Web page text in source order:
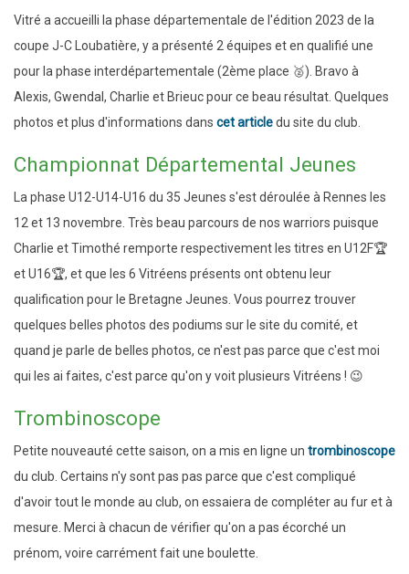
Vitré a accueilli la phase départementale de l'édition 2023 de la
coupe J-C Loubatière, y a présenté 2 équipes et en qualifié une
pour la phase interdépartementale (2ème place 🥈). Bravo à
Alexis, Gwendal, Charlie et Brieuc pour ce beau résultat. Quelques
photos et plus d'informations dans cet articledu site du club.
Championnat Départemental Jeunes
La phase U12-U14-U16 du 35 Jeunes s'est déroulée à Rennes les
12 et 13 novembre. Très beau parcours de nos warriors puisque
Charlie et Timothé remporte respectivement les titres en U12F🏆
et U16🏆, et que les 6 Vitréens présents ont obtenu leur
qualification pour le Bretagne Jeunes. Vous pourrez trouver
quelques belles photos des podiums sur le site du comité, et
quand je parle de belles photos, ce n'est pas parce que c'est moi
qui les ai faites, c'est parce qu'on y voit plusieurs Vitréens ! 😉
Trombinoscope
Petite nouveauté cette saison, on a mis en ligne un trombinoscope
du club. Certains n'y sont pas pas parce que c'est compliqué
d'avoir tout le monde au club, on essaiera de compléter au fur et à
mesure. Merci à chacun de vérifier qu'on a pas écorché un
prénom, voire carrément fait une boulette.